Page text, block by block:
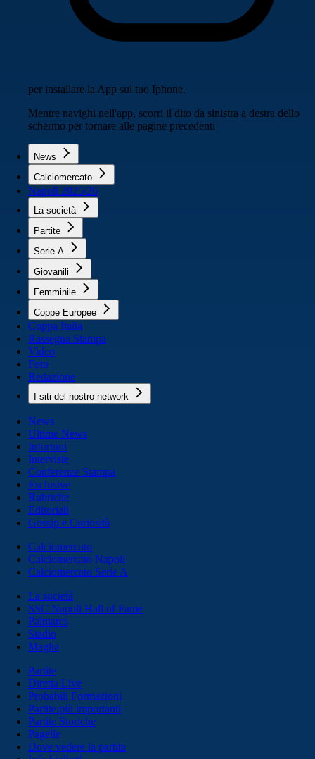
per installare la App sul tuo Iphone.
Mentre navighi nell'app, scorri il dito da sinistra a destra dello
schermo per tornare alle pagine precedenti
News
Calciomercato
Napoli 2025/26
La società
Partite
Serie A
Giovanili
Femminile
Coppe Europee
Coppa Italia
Rassegna Stampa
Video
Foto
Redazione
I siti del nostro network
News
Ultime News
Infortuni
Interviste
Conferenze Stampa
Esclusive
Rubriche
Editoriali
Gossip e Curiosità
Calciomercato
Calciomercato Napoli
Calciomercato Serie A
La società
SSC Napoli Hall of Fame
Palmares
Stadio
Maglia
Partite
Diretta Live
Probabili Formazioni
Partite più importanti
Partite Storiche
Pagelle
Dove vedere la partita